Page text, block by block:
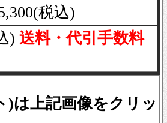
税込)
) 送料・代引手数料
)は上記画像をクリッ